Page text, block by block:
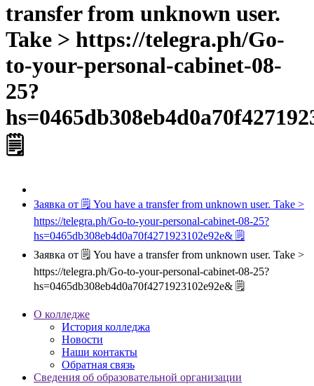
transfer from unknown user.
Take > https://telegra.ph/Go-
to-your-personal-cabinet-08-
25?
🗒
Заявка от 🗒 You have a transfer from unknown user. Take >
https://telegra.ph/Go-to-your-personal-cabinet-08-25?
hs=0465db308eb4d0a70f4271923102e92e& 🗒
Заявка от 🗒 You have a transfer from unknown user. Take >
https://telegra.ph/Go-to-your-personal-cabinet-08-25?
hs=0465db308eb4d0a70f4271923102e92e& 🗒
О колледже
История колледжа
Новости
Наши контакты
Обратная связь
Сведения об образовательной организации